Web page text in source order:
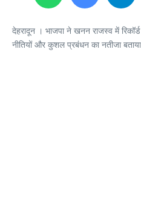
देहरादून । भाजपा ने खनन राजस्व में रिकॉर्ड
नीतियों और कुशल प्रबंधन का नतीजा